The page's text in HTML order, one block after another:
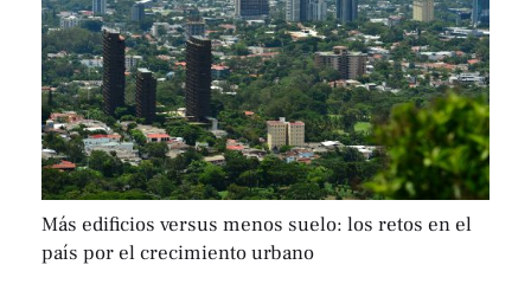
Más edificios versus menos suelo: los retos en el
país por el crecimiento urbano